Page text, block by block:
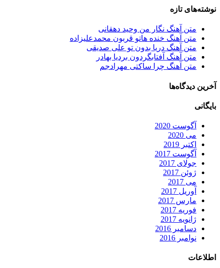
نوشته‌های تازه
متن آهنگ نگار من وحید دهقانی
متن آهنگ خنده هاتو قربون محمدعلیزاده
متن آهنگ دریا بدون تو علی صدیقی
متن آهنگ آفتابگردون بردیا بهادر
متن آهنگ چرا ساکتی مهرادجم
آخرین دیدگاه‌ها
بایگانی
آگوست 2020
می 2020
اکتبر 2019
آگوست 2017
جولای 2017
ژوئن 2017
می 2017
آوریل 2017
مارس 2017
فوریه 2017
ژانویه 2017
دسامبر 2016
نوامبر 2016
اطلاعات